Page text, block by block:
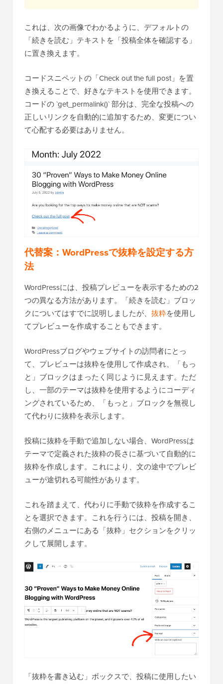
これは、次の画像でわかるように、デフォルトの
「続きを読む」テキストを「投稿全体を確認する」
に置き換えます。
コードスニペットの「Check out the full post」を置
き換えることで、好きなテキストを使用できます。
コードの `get_permalink()` 部分は、完全な投稿への
正しいリンクを自動的に追加するため、変更につい
て心配する必要はありません。
代替案： WordPressで抜粋を設定する方
法
WordPressには、投稿プレビューを表示するための2
つの異なる方法があります。「続きを読む」ブロッ
クについてはすでに説明しましたが、 抜粋を使用し
てプレビューを作成することもできます。
WordPressブログやウェブサイトの訪問者にとっ
て、プレビューは抜粋を使用して作成され、「もっ
と」ブロックはまったく同じように見えます。ただ
し、一部のテーマは抜粋を使用するようにコーディ
ングされているため、「もっと」ブロックを無視し
て代わりに抜粋を表示します。
投稿に抜粋を手動で追加しない場合、WordPressは
テーマで定義された抜粋の長さに基づいて自動的に
抜粋を作成します。これにより、文の途中でプレビ
ューが途切れる可能性があります。
これを踏まえて、代わりに手動で抜粋を作成するこ
とを選択できます。これを行うには、投稿を開き、
右側のメニューにある「抜粋」セクションをクリッ
クして展開します。
「抜粋を書き込む」ボックスで、投稿に使用したい